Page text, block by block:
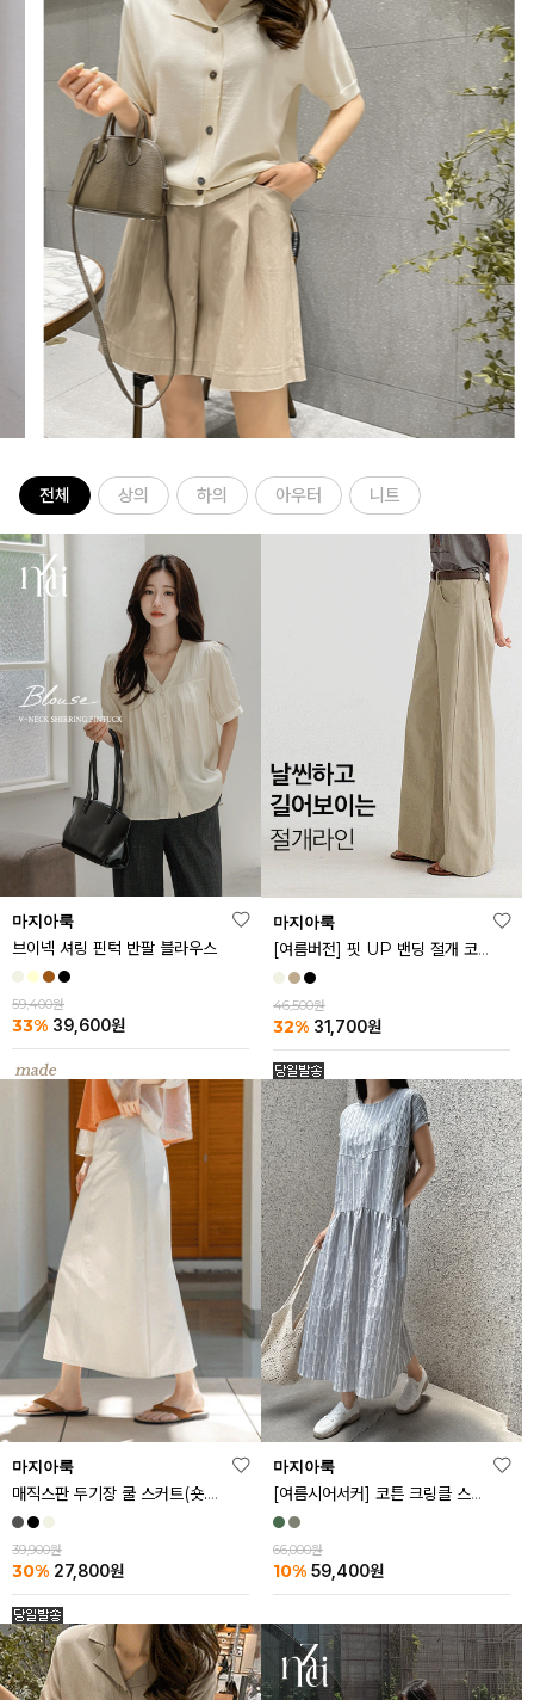
전체 상의 하의 아우터 니트
마지아룩
브이넥 셔링 핀턱 반팔 블라우스
59,400원
33% 39,600원
마지아룩
[여름버전] 핏 UP 밴딩 절개 코튼 팬츠
46,500원
32% 31,700원
마지아룩
매직스판 두기장 쿨 스커트(숏.기본ver)
39,900원
30% 27,800원
마지아룩
[여름시어서커] 코튼 크링클 스트라이프 원피스
66,000원
10% 59,400원